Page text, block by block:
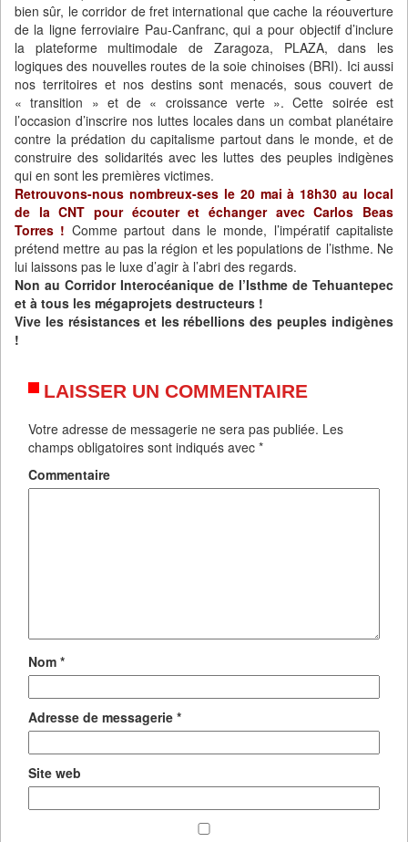
bien sûr, le corridor de fret international que cache la réouverture
de la ligne ferroviaire Pau-Canfranc, qui a pour objectif d’inclure
la plateforme multimodale de Zaragoza, PLAZA, dans les
logiques des nouvelles routes de la soie chinoises (BRI). Ici aussi
nos territoires et nos destins sont menacés, sous couvert de
« transition » et de « croissance verte ». Cette soirée est
l’occasion d’inscrire nos luttes locales dans un combat planétaire
contre la prédation du capitalisme partout dans le monde, et de
construire des solidarités avec les luttes des peuples indigènes
qui en sont les premières victimes.
Retrouvons-nous nombreux-ses le 20 mai à 18h30 au local
de la CNT pour écouter et échanger avec Carlos Beas
Torres ! Comme partout dans le monde, l’impératif capitaliste
prétend mettre au pas la région et les populations de l’isthme. Ne
lui laissons pas le luxe d’agir à l’abri des regards.
Non au Corridor Interocéanique de l’Isthme de Tehuantepec
et à tous les mégaprojets destructeurs !
Vive les résistances et les rébellions des peuples indigènes
!
LAISSER UN COMMENTAIRE
Votre adresse de messagerie ne sera pas publiée. Les
champs obligatoires sont indiqués avec *
Commentaire
Nom *
Adresse de messagerie *
Site web